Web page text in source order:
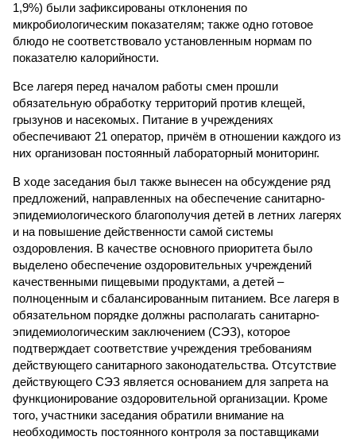
1,9%) были зафиксированы отклонения по
микробиологическим показателям; также одно готовое
блюдо не соответствовало установленным нормам по
показателю калорийности.
Все лагеря перед началом работы смен прошли
обязательную обработку территорий против клещей,
грызунов и насекомых. Питание в учреждениях
обеспечивают 21 оператор, причём в отношении каждого из
них организован постоянный лабораторный мониторинг.
В ходе заседания был также вынесен на обсуждение ряд
предложений, направленных на обеспечение санитарно-
эпидемиологического благополучия детей в летних лагерях
и на повышение действенности самой системы
оздоровления. В качестве основного приоритета было
выделено обеспечение оздоровительных учреждений
качественными пищевыми продуктами, а детей –
полноценным и сбалансированным питанием. Все лагеря в
обязательном порядке должны располагать санитарно-
эпидемиологическим заключением (СЭЗ), которое
подтверждает соответствие учреждения требованиям
действующего санитарного законодательства. Отсутствие
действующего СЭЗ является основанием для запрета на
функционирование оздоровительной организации. Кроме
того, участники заседания обратили внимание на
необходимость постоянного контроля за поставщиками